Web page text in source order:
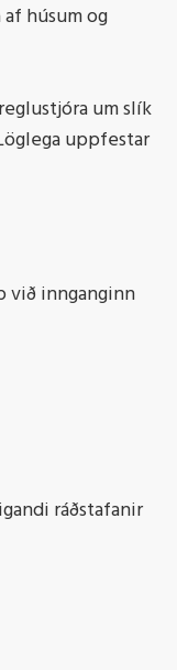
húsum og
um slík
uppfestar
við innganginn
ráðstafanir